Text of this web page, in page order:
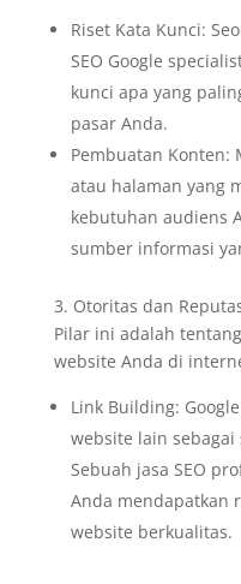
Riset Kata Kunci:
SEO Google
kunci apa yang
pasar Anda.
Pembuatan Konten:
atau halaman yang
kebutuhan audiens
sumber informasi
3. Otoritas dan
Pilar ini adalah
website Anda di
Link Building:
website lain sebagai
Sebuah jasa SEO
Anda mendapatkan
website berkualitas.